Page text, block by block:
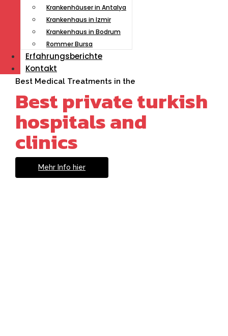
Krankenhäuser in Antalya
Krankenhaus in Izmir
Krankenhaus in Bodrum
Rommer Bursa
Erfahrungsberichte
Kontakt
Best Medical Treatments in the
Best private turkish
hospitals and
clinics
Mehr Info hier